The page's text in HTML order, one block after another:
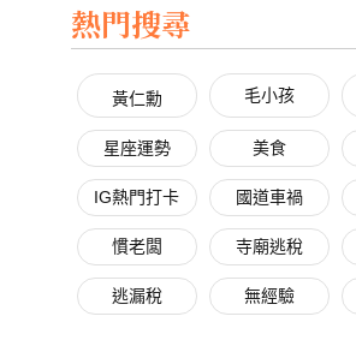
熱門搜尋
黃仁勳 毛小孩
星座運勢 美食
IG熱門打卡 國道車禍
慣老闆 寺廟逃稅
逃漏稅 無經驗